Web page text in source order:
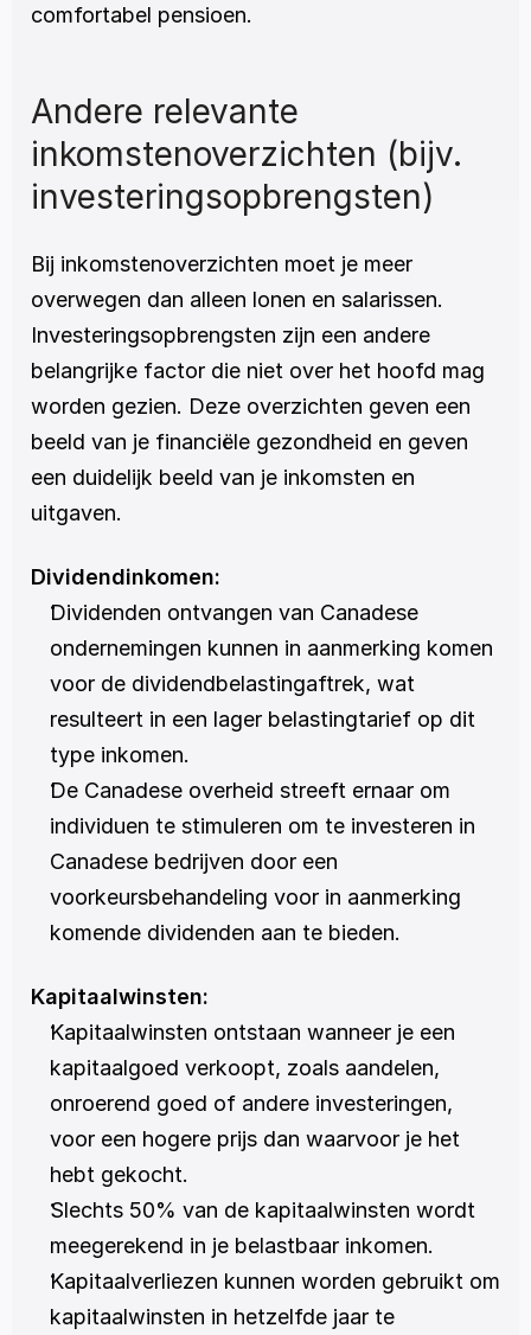
comfortabel pensioen.
Andere relevante
inkomstenoverzichten (bijv.
investeringsopbrengsten)
Bij inkomstenoverzichten moet je meer
overwegen dan alleen lonen en salarissen.
Investeringsopbrengsten zijn een andere
belangrijke factor die niet over het hoofd mag
worden gezien. Deze overzichten geven een
beeld van je financiële gezondheid en geven
een duidelijk beeld van je inkomsten en
uitgaven.
Dividendinkomen:
Dividenden ontvangen van Canadese
ondernemingen kunnen in aanmerking komen
voor de dividendbelastingaftrek, wat
resulteert in een lager belastingtarief op dit
type inkomen.
De Canadese overheid streeft ernaar om
individuen te stimuleren om te investeren in
Canadese bedrijven door een
voorkeursbehandeling voor in aanmerking
komende dividenden aan te bieden.
Kapitaalwinsten:
Kapitaalwinsten ontstaan wanneer je een
kapitaalgoed verkoopt, zoals aandelen,
onroerend goed of andere investeringen,
voor een hogere prijs dan waarvoor je het
hebt gekocht.
Slechts 50% van de kapitaalwinsten wordt
meegerekend in je belastbaar inkomen.
Kapitaalverliezen kunnen worden gebruikt om
kapitaalwinsten in hetzelfde jaar te